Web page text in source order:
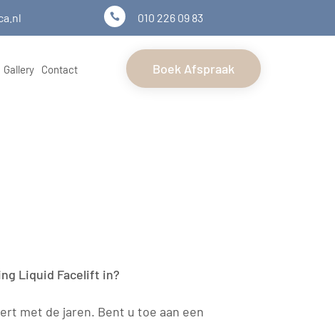
 010 226 09 83
Gallery Contact Boek Afspraak
Liquid Facelift in?
met de jaren. Bent u toe aan een